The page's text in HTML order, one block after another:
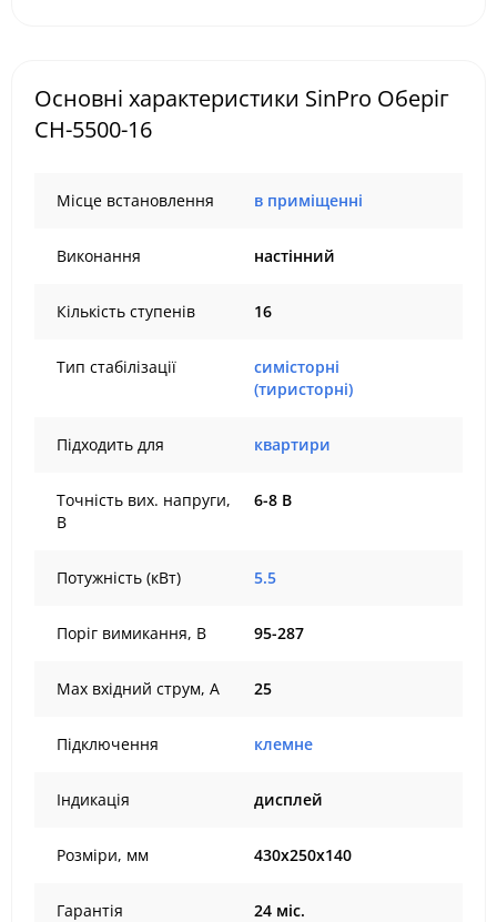
Основні характеристики SinPro Оберіг
СН-5500-16
Місце встановлення в приміщенні
Виконання настінний
Кількість ступенів 16
Тип стабілізації
симісторні
(тиристорні)
Підходить для квартири
Точність вих. напруги,
В
6-8 В
Потужність (кВт) 5.5
Поріг вимикання, В 95-287
Max вхідний струм, А 25
Підключення клемне
Індикація дисплей
Розміри, мм 430х250х140
Гарантія 24 міс.